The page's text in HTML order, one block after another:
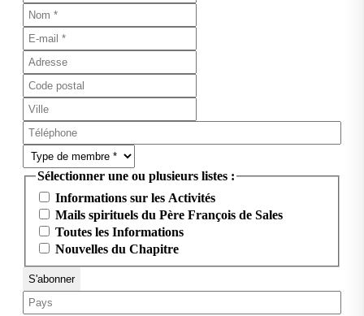
Sélectionner une ou plusieurs listes :
Informations sur les Activités
Mails spirituels du Père François de Sales
Toutes les Informations
Nouvelles du Chapitre